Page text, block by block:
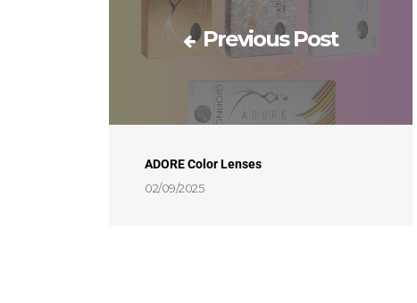
Previous Post
ADORE Color Lenses
02/09/2025